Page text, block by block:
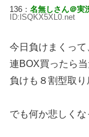
136： 名無しさん＠実
ID:lSQKX5XL0.net
今日負けまくっ
連BOX買ったら当
負けも８割型取り
でも何か悲しくな